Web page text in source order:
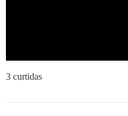
3 curtidas